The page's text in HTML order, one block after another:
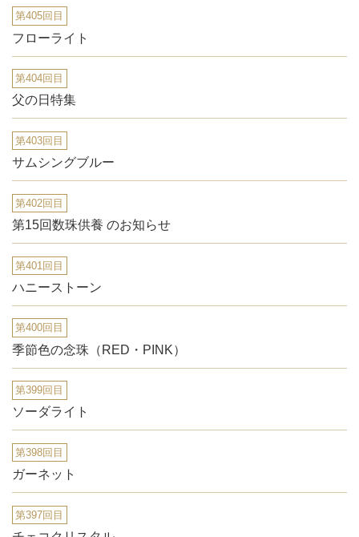
第405回目
フローライト
第404回目
父の日特集
第403回目
サムシングブルー
第402回目
第15回数珠供養 のお知らせ
第401回目
ハニーストーン
第400回目
季節色の念珠（RED・PINK）
第399回目
ソーダライト
第398回目
ガーネット
第397回目